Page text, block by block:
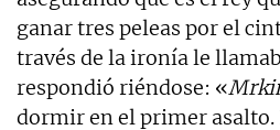
ganar tres peleas por el
través de la ironía le
respondió riéndose: «
dormir en el primer asalto.